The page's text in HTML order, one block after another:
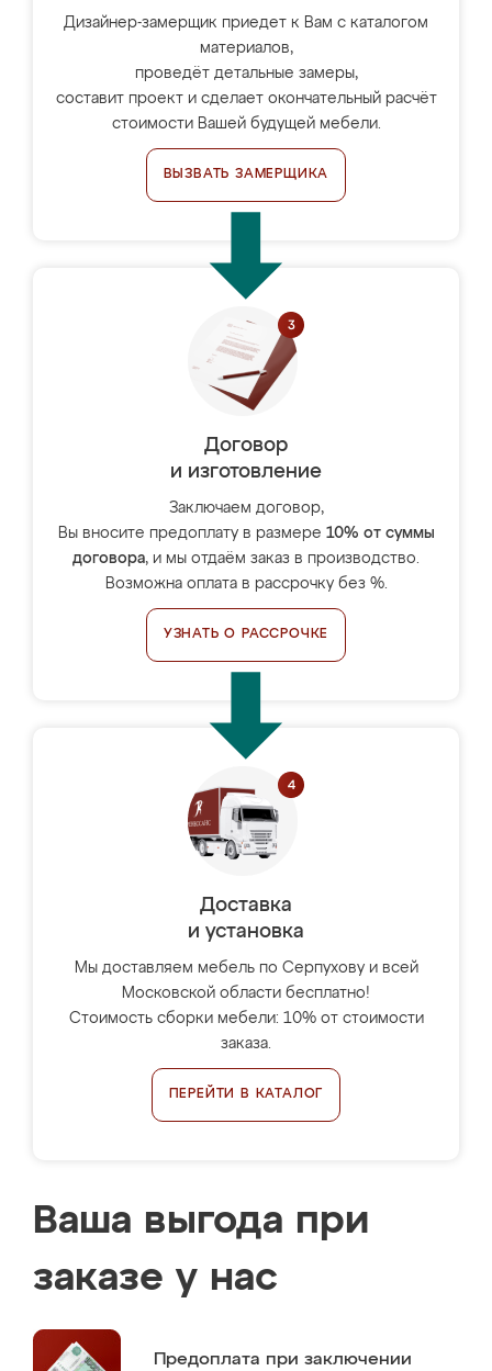
Дизайнер-замерщик приедет к Вам с каталогом
материалов,
проведёт детальные замеры,
составит проект и сделает окончательный расчёт
стоимости Вашей будущей мебели.
ВЫЗВАТЬ ЗАМЕРЩИКА
Договор
и изготовление
Заключаем договор,
Вы вносите предоплату в размере 10% от суммы
договора, и мы отдаём заказ в производство.
Возможна оплата в рассрочку без %.
УЗНАТЬ О РАССРОЧКЕ
Доставка
и установка
Мы доставляем мебель по Серпухову и всей
Московской области бесплатно!
Стоимость сборки мебели: 10% от стоимости
заказа.
ПЕРЕЙТИ В КАТАЛОГ
Ваша выгода при
заказе у нас
Предоплата при заключении